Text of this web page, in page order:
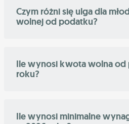
Czym różni się ulga dla
wolnej od podatku?
Ile wynosi kwota wolna od
roku?
Ile wynosi minimalne